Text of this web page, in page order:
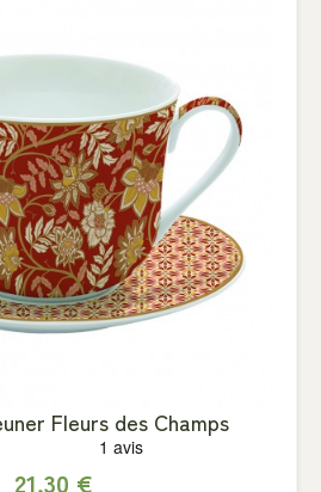
Fleurs des Champs
21,30 €